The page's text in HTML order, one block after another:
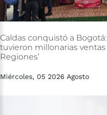
Caldas conquistó a Bogotá:
tuvieron millonarias ventas
Regiones’
Miércoles, 05 2026 Agosto